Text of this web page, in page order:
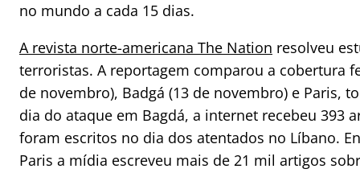
no mundo a cada 15 dias.
A revista norte-americana The Nation resolveu
terroristas. A reportagem comparou a cobertura
de novembro), Badgá (13 de novembro) e Paris,
dia do ataque em Bagdá, a internet recebeu 393
foram escritos no dia dos atentados no Líbano.
Paris a mídia escreveu mais de 21 mil artigos